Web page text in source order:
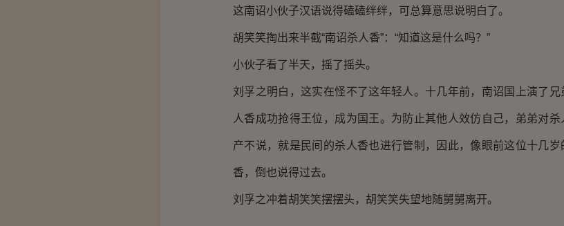
这南诏小伙子汉语说得磕磕绊绊，可总算意思说明白了。
胡笑笑掏出来半截“南诏杀人香”：“知道这是什么吗？”
小伙子看了半天，摇了摇头。
刘孚之明白，这实在怪不了这年轻人。十几年前，南诏国上演了
人香成功抢得王位，成为国王。为防止其他人效仿自己，弟弟对
产不说，就是民间的杀人香也进行管制，因此，像眼前这位十几
香，倒也说得过去。
刘孚之冲着胡笑笑摆摆头，胡笑笑失望地随舅舅离开。